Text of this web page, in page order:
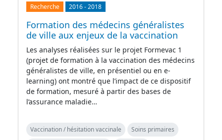
Recherche 2016-2018
Formation des médecins généralistes
de ville aux enjeux de la vaccination
Les analyses réalisées sur le projet Formevac 1
(projet de formation à la vaccination des médecins
généralistes de ville, en présentiel ou en e-
learning) ont montré que l’impact de ce dispositif
de formation, mesuré à partir des bases de
l’assurance maladie…
Vaccination / hésitation vaccinale
Soins primaires